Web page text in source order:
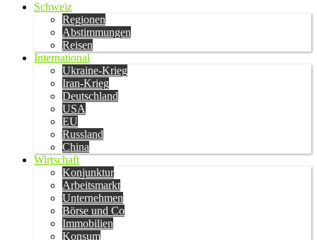
Schweiz
Regionen
Abstimmungen
Reisen
International
Ukraine-Krieg
Iran-Krieg
Deutschland
USA
EU
Russland
China
Wirtschaft
Konjunktur
Arbeitsmarkt
Unternehmen
Börse und Co
Immobilien
Konsum